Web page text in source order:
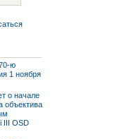
ю
1 ноября
о начале
объектива
III OSD